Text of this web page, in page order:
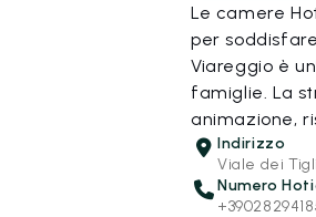
Le camere
per
Viareggio è
famiglie. La
animazione,
Indirizzo
Viale dei
Numero